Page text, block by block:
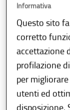
Ai sensi
Informativa
Questo sito
corretto
accettazione
profilazione
per
utenti ed
disposizione.